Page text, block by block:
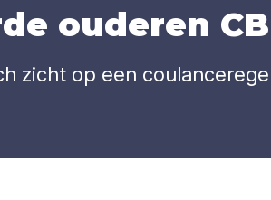
oude­ren
zicht op een